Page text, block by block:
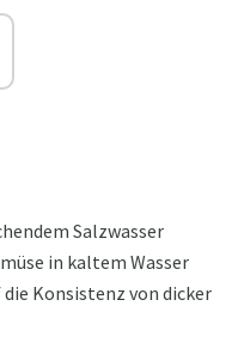
Salzwasser
in kaltem Wasser
Konsistenz von dicker